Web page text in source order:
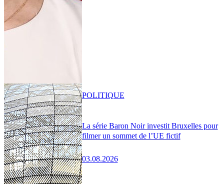
La série Baron Noir investit Bruxelles pour
filmer un sommet de l’UE fictif
03.08.2026
POLITIQUE